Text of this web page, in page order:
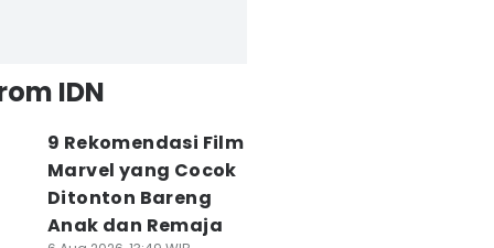
IDN
9 Rekomendasi Film
Marvel yang Cocok
Ditonton Bareng
Anak dan Remaja